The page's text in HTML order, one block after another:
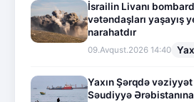
İsrailin Livanı
vətəndaşları yaşayış
narahatdır
09.Avqust.2026 14:40
Yaxın Şərqdə
Səudiyyə